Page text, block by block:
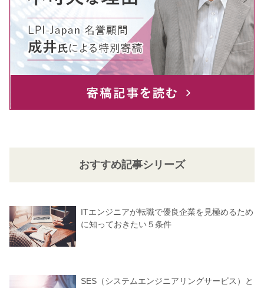
おすすめ記事シリーズ
ITエンジニアが転職で優良企業を見極めるため
に知っておきたい５条件
SES（システムエンジニアリングサービス）と